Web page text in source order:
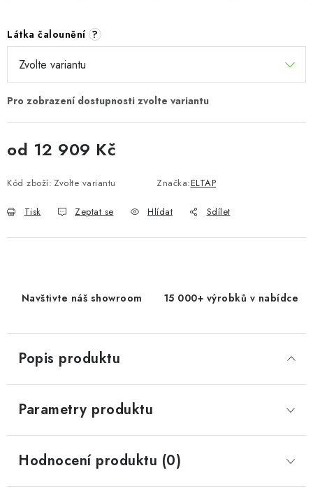
Vše o nákupu
Kontakty
Bonusový program NBM+ Blog
Látka čalounění ?
od 12 909 Kč
Kód zboží: Zvolte variantu Značka:ELTAP
Tisk Zeptat se Hlídat Sdílet
Navštivte náš showroom 15 000+ výrobků v nabídce
Popis produktu
Parametry produktu
Hodnocení produktu (0)